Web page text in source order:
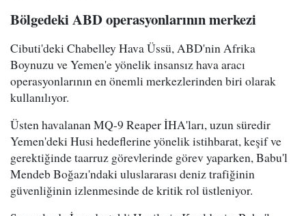
Bölgedeki ABD operasyonlarının merkezi
Cibuti'deki Chabelley Hava Üssü, ABD'nin Afrika
Boynuzu ve Yemen'e yönelik insansız hava aracı
operasyonlarının en önemli merkezlerinden biri olarak
kullanılıyor.
Üsten havalanan MQ-9 Reaper İHA'ları, uzun süredir
Yemen'deki Husi hedeflerine yönelik istihbarat, keşif ve
gerektiğinde taarruz görevlerinde görev yaparken, Babu'l
Mendeb Boğazı'ndaki uluslararası deniz trafiğinin
güvenliğinin izlenmesinde de kritik rol üstleniyor.